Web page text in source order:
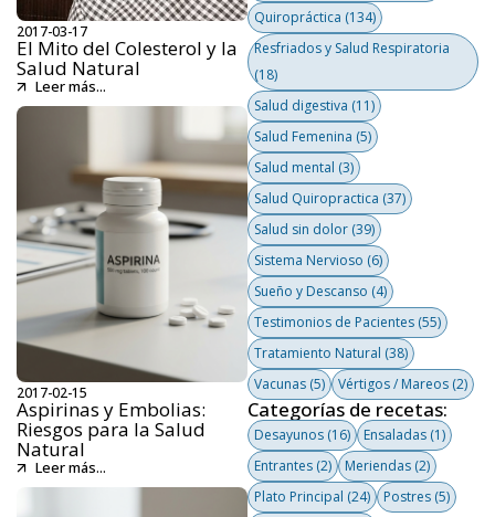
2017-03-17
El Mito del Colesterol y la
Salud Natural
Leer más...
2017-02-15
Aspirinas y Embolias:
Riesgos para la Salud
Natural
Leer más...
Quiropráctica (134)
Resfriados y Salud Respiratoria
(18)
Salud digestiva (11)
Salud Femenina (5)
Salud mental (3)
Salud Quiropractica (37)
Salud sin dolor (39)
Sistema Nervioso (6)
Sueño y Descanso (4)
Testimonios de Pacientes (55)
Tratamiento Natural (38)
Vacunas (5) Vértigos / Mareos (2)
Categorías de recetas:
Desayunos (16) Ensaladas (1)
Entrantes (2) Meriendas (2)
Plato Principal (24) Postres (5)